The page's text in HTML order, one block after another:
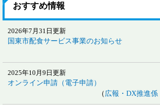
おすすめ情報
2026年7月31日更新
国東市配食サービス事業のお知らせ
2025年10月9日更新
オンライン申請（電子申請）
広報・DX推進係